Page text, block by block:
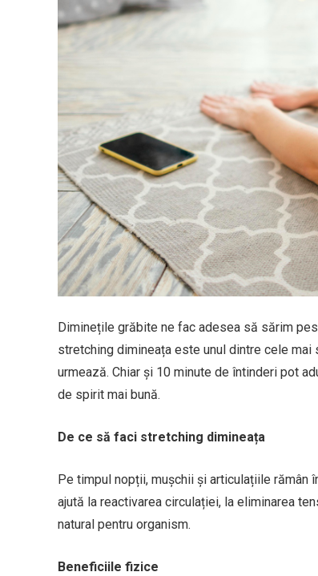
Diminețile grăbite ne fac adesea să sărim
stretching dimineața este unul dintre cele
urmează. Chiar și 10 minute de întinderi pot
de spirit mai bună.
De ce să faci stretching dimineața
Pe timpul nopții, mușchii și articulațiile rămân
ajută la reactivarea circulației, la eliminarea
natural pentru organism.
Beneficiile fizice